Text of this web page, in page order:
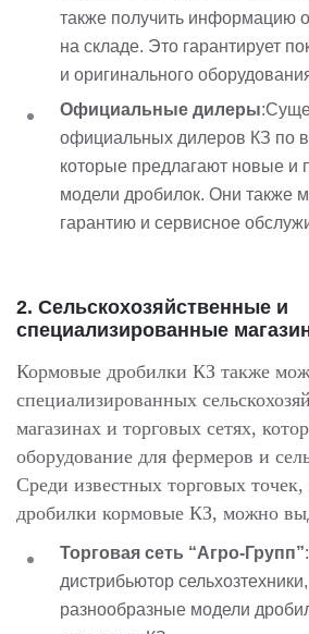
также получить информацию
на складе. Это гарантирует
и оригинального
Официальные дилеры
официальных дилеров КЗ по
которые предлагают новые и
модели дробилок. Они также
гарантию и сервисное
2. Сельскохозяйственные и
специализированные
Кормовые дробилки КЗ также
специализированных
магазинах и торговых сетях,
оборудование для фермеров и
Среди известных торговых
дробилки кормовые КЗ, можно
Торговая сеть “Агро-Групп”
дистрибьютор
разнообразные модели